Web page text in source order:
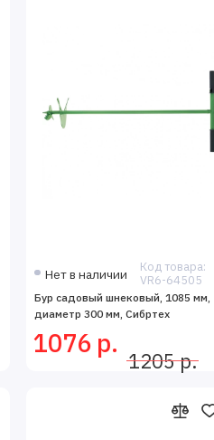
Нет в наличии
Код товара:
VR6-64505
Бур садовый шнековый, 1085 мм,
диаметр 300 мм, Сибртех
1076 р.
1205 р.